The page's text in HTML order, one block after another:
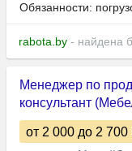
Обязанности:
rabota.by - найдена
Менеджер по
консультант
от 2 000 до 2 700